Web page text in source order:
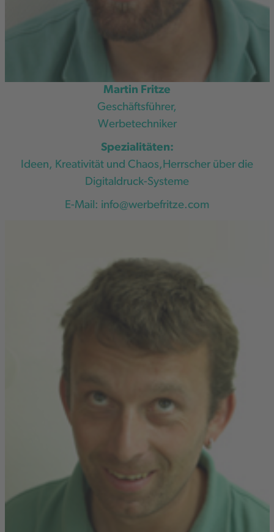
Martin Fritze
Geschäftsführer,
Werbetechniker
Spezialitäten:
Ideen, Kreativität und Chaos,Herrscher über die
Digitaldruck-Systeme
E-Mail: info@werbefritze.com